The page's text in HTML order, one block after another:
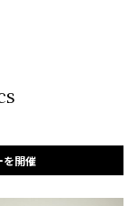
を開催